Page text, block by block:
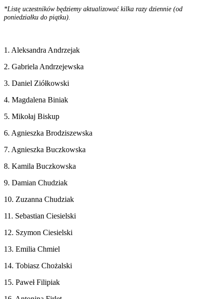
*Listę uczestników będziemy aktualizować kilka razy dziennie (od
poniedziałku do piątku).
1. Aleksandra Andrzejak
2. Gabriela Andrzejewska
3. Daniel Ziółkowski
4. Magdalena Biniak
5. Mikołaj Biskup
6. Agnieszka Brodziszewska
7. Agnieszka Buczkowska
8. Kamila Buczkowska
9. Damian Chudziak
10. Zuzanna Chudziak
11. Sebastian Ciesielski
12. Szymon Ciesielski
13. Emilia Chmiel
14. Tobiasz Chożalski
15. Paweł Filipiak